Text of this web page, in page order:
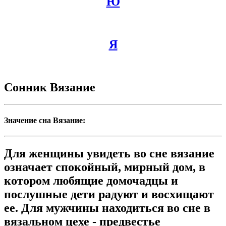
Я
Сонник Вязание
Значение сна Вязание:
Для женщины увидеть во сне вязание
означает спокойный, мирный дом, в
котором любящие домочадцы и
послушные дети радуют и восхищают
ее. Для мужчины находиться во сне в
вязальном цехе - предвестье